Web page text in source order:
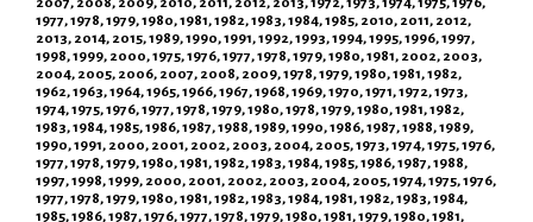
1977, 1978, 1979, 1980, 1981, 1982, 1983, 1984, 1985, 2010, 2011, 2012,
2013, 2014, 2015, 1989, 1990, 1991, 1992, 1993, 1994, 1995, 1996, 1997,
1998, 1999, 2000, 1975, 1976, 1977, 1978, 1979, 1980, 1981, 2002, 2003,
2004, 2005, 2006, 2007, 2008, 2009, 1978, 1979, 1980, 1981, 1982,
1962, 1963, 1964, 1965, 1966, 1967, 1968, 1969, 1970, 1971, 1972, 1973,
1974, 1975, 1976, 1977, 1978, 1979, 1980, 1978, 1979, 1980, 1981, 1982,
1983, 1984, 1985, 1986, 1987, 1988, 1989, 1990, 1986, 1987, 1988, 1989,
1990, 1991, 2000, 2001, 2002, 2003, 2004, 2005, 1973, 1974, 1975, 1976,
1977, 1978, 1979, 1980, 1981, 1982, 1983, 1984, 1985, 1986, 1987, 1988,
1997, 1998, 1999, 2000, 2001, 2002, 2003, 2004, 2005, 1974, 1975, 1976,
1977, 1978, 1979, 1980, 1981, 1982, 1983, 1984, 1981, 1982, 1983, 1984,
1985, 1986, 1987, 1976, 1977, 1978, 1979, 1980, 1981, 1979, 1980, 1981,